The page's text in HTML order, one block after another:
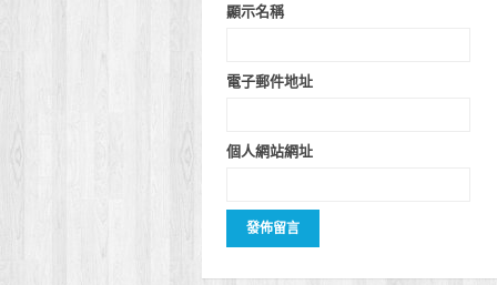
顯示名稱
電子郵件地址
個人網站網址